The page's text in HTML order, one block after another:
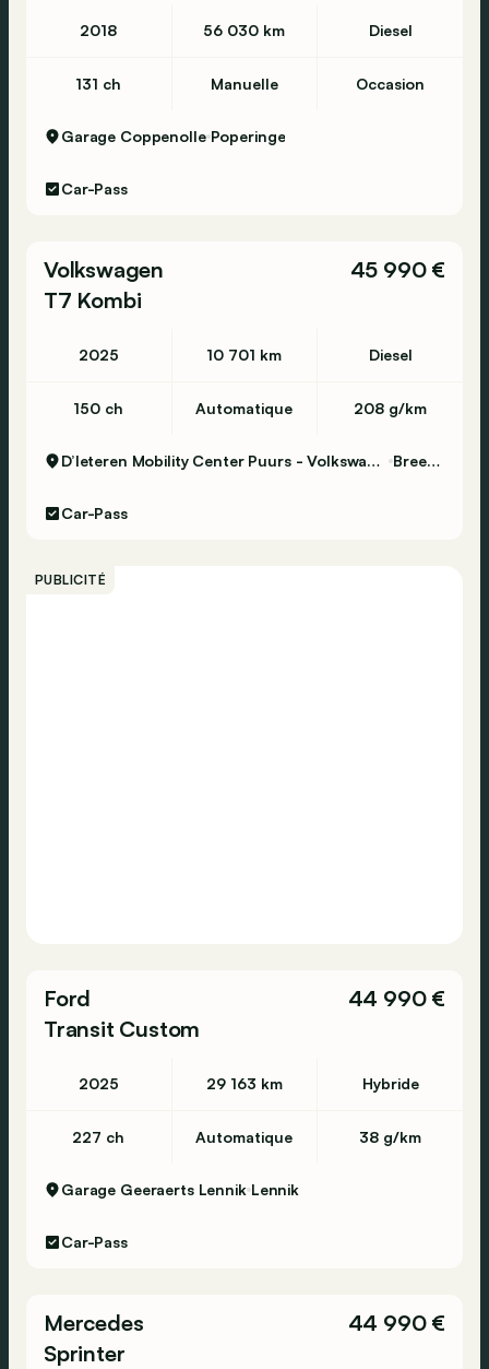
2018 56 030 km Diesel
131 ch Manuelle Occasion
Garage Coppenolle Poperinge
Car-Pass
Volkswagen
T7 Kombi
45 990 €
2025 10 701 km Diesel
150 ch Automatique 208 g/km
D’Ieteren Mobility Center Puurs - Volkswagen & Commercial Vehicles Breendonk
Car-Pass
PUBLICITÉ
Ford
Transit Custom
44 990 €
2025 29 163 km Hybride
227 ch Automatique 38 g/km
Garage Geeraerts Lennik Lennik
Car-Pass
Mercedes
Sprinter
44 990 €